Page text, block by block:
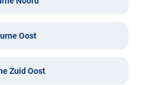
Oost
Zuid Oost